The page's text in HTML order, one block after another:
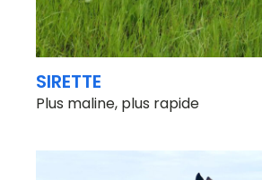
SIRETTE
Plus maline, plus rapide